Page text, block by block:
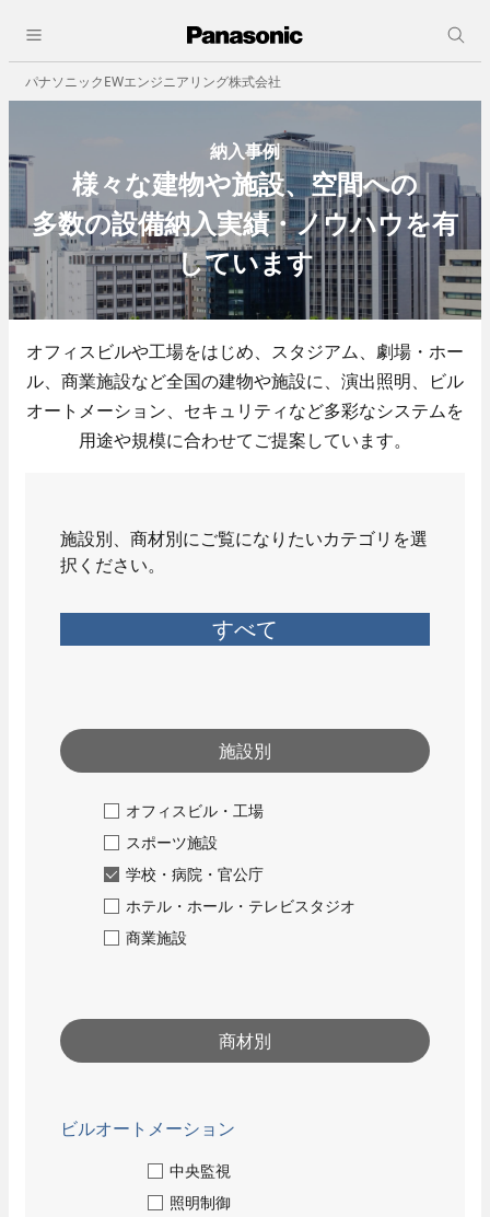
パナソニックEWエンジニアリング株式会社
納入事例
様々な建物や施設、空間への
多数の設備納入実績・ノウハウを有
しています
オフィスビルや工場をはじめ、スタジアム、劇場・ホー
ル、商業施設など全国の建物や施設に、演出照明、
ビル
オートメーション、セキュリティなど多彩なシステムを
用途や規模に合わせてご提案しています。
施設別、商材別にご覧になりたいカテゴリを選
択ください。
すべて
施設別
オフィスビル・工場
スポーツ施設
学校・病院・官公庁
ホテル・ホール・テレビスタジオ
商業施設
商材別
ビルオートメーション
中央監視
照明制御
close
会社情報
事業所一覧
決算公告
事業紹介
- 中央監視
- 照明制御
- ビル空調自動制御機器
- 入退室管理
- 防犯カメラ
エンターテインメント
- AV音響機器
- 太陽光発電システム
- 蓄電池システム
カスタマーサービス
- 緊急対応
採用情報
- 職種紹介
人と仕事
技術系総合職
先輩社員インタビュー
事務系総合職
働く環境
数字で見るパナソニック